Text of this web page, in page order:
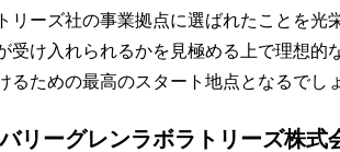
リーズ社の事業拠点に選ばれたことを光
受け入れられるかを見極める上で理想
るための最高のスタート地点となるでし
リーグレンラボラトリーズ株式